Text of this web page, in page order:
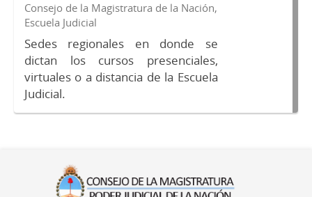
Consejo de la Magistratura de la Nación,
Escuela Judicial
Sedes regionales en donde se
dictan los cursos presenciales,
virtuales o a distancia de la Escuela
Judicial.